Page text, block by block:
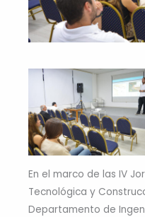
En el marco de las IV
Tecnológica y
Departamento de